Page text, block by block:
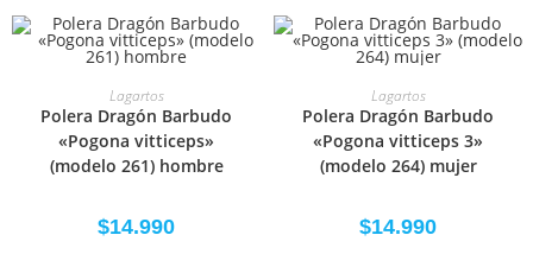
SELECCIONAR OPCIONES
Lagartos
Polera Dragón Barbudo
«Pogona vitticeps»
(modelo 261) hombre
$14.990
SELECCIONAR OPCIONES
Lagartos
Polera Dragón Barbudo
«Pogona vitticeps 3»
(modelo 264) mujer
$14.990